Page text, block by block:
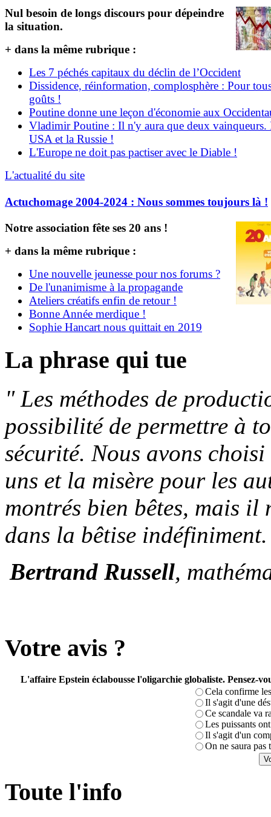
Nul besoin de longs discours pour dépeindre
la situation.
+ dans la même rubrique :
Les 7 péchés capitaux du déclin de l’Occident
Dissidence, réinformation, complosphère : Pour
goûts !
Poutine donne une leçon d'économie aux
Vladimir Poutine : Il n'y aura que deux vainqueurs.
USA et la Russie !
L'Europe ne doit pas pactiser avec le Diable !
L'actualité du site
Actuchomage 2004-2024 : Nous sommes toujours là !
Notre association fête ses 20 ans !
+ dans la même rubrique :
Une nouvelle jeunesse pour nos forums ?
De l'unanimisme à la propagande
Ateliers créatifs enfin de retour !
Bonne Année merdique !
Sophie Hancart nous quittait en 2019
La phrase qui tue
" Les méthodes de
possibilité de permettre à
sécurité. Nous avons
uns et la misère pour les
montrés bien bêtes, mais il
dans la bêtise indéfiniment.
Bertrand Russell,
Votre avis ?
L'affaire Epstein éclabousse l'oligarchie globaliste. Pensez-
Cela confirme
Il s'agit d'une
Ce scandale va
Les puissants
Il s'agit d'un
On ne saura pas
Toute l'info